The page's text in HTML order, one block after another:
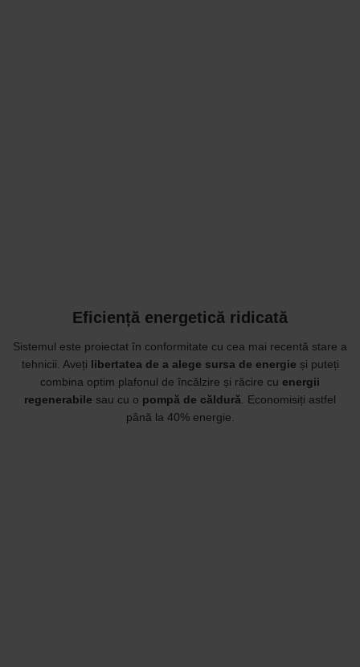
Eficiență energetică ridicată
Sistemul este proiectat în conformitate cu cea mai recentă stare a
tehnicii. Aveți libertatea de a alege sursa de energie și puteți
combina optim plafonul de încălzire și răcire cu energii
regenerabile sau cu o pompă de căldură. Economisiți astfel
până la 40% energie.